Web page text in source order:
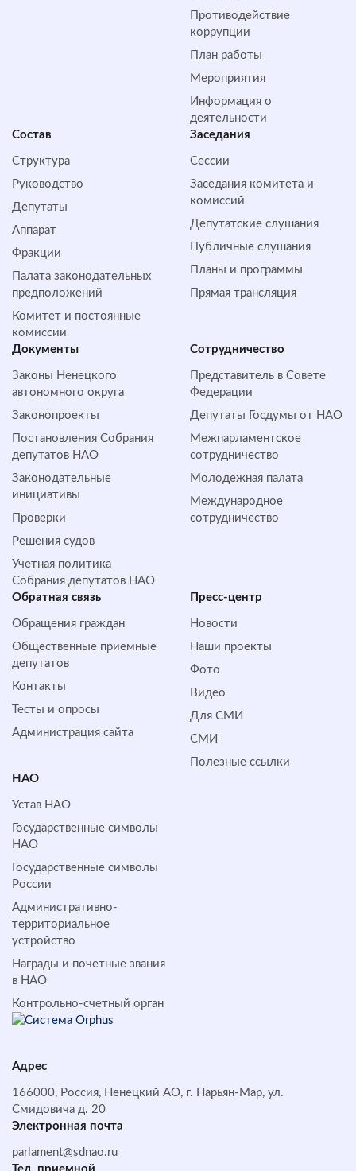
Противодействие
коррупции
План работы
Мероприятия
Информация о
деятельности
Состав
Структура
Руководство
Депутаты
Аппарат
Фракции
Палата законодательных
предположений
Комитет и постоянные
комиссии
Заседания
Сессии
Заседания комитета и
комиссий
Депутатские слушания
Публичные слушания
Планы и программы
Прямая трансляция
Документы
Законы Ненецкого
автономного округа
Законопроекты
Постановления Собрания
депутатов НАО
Законодательные
инициативы
Проверки
Решения судов
Учетная политика
Собрания депутатов НАО
Сотрудничество
Представитель в Совете
Федерации
Депутаты Госдумы от НАО
Межпарламентское
сотрудничество
Молодежная палата
Международное
сотрудничество
Обратная cвязь
Обращения граждан
Общественные приемные
депутатов
Контакты
Тесты и опросы
Администрация сайта
Пресс-центр
Новости
Наши проекты
Фото
Видео
Для СМИ
СМИ
Полезные ссылки
НАО
Устав НАО
Государственные символы
НАО
Государственные символы
России
Административно-
территориальное
устройство
Награды и почетные звания
в НАО
Контрольно-счетный орган
Адрес
166000, Россия, Ненецкий АО, г. Нарьян-Мар, ул.
Смидовича д. 20
Электронная почта
parlament@sdnao.ru